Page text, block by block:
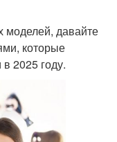
давайте
которые
2025 году.